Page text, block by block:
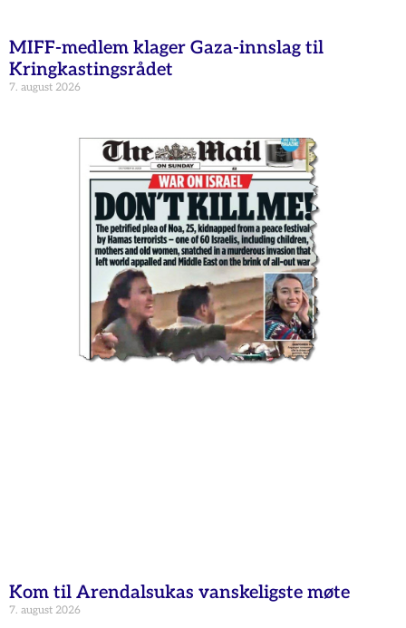
MIFF-medlem klager Gaza-innslag til
Kringkastingsrådet
7. august 2026
Kom til Arendalsukas vanskeligste møte
7. august 2026